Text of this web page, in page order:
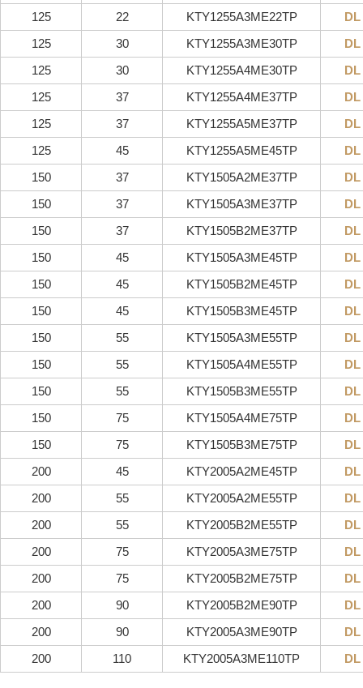
125
22 KTY1255A3ME22TP
DL
125
30 KTY1255A3ME30TP
DL
125
30 KTY1255A4ME30TP
DL
125
37 KTY1255A4ME37TP
DL
125
37 KTY1255A5ME37TP
DL
125
45 KTY1255A5ME45TP
DL
150
37 KTY1505A2ME37TP
DL
150
37 KTY1505A3ME37TP
DL
150
37 KTY1505B2ME37TP
DL
150
45 KTY1505A3ME45TP
DL
150
45 KTY1505B2ME45TP
DL
150
45 KTY1505B3ME45TP
DL
150
55 KTY1505A3ME55TP
DL
150
55 KTY1505A4ME55TP
DL
150
55 KTY1505B3ME55TP
DL
150
75 KTY1505A4ME75TP
DL
150
75 KTY1505B3ME75TP
DL
200
45 KTY2005A2ME45TP
DL
200
55 KTY2005A2ME55TP
DL
200
55 KTY2005B2ME55TP
DL
200
75 KTY2005A3ME75TP
DL
200
75 KTY2005B2ME75TP
DL
200
90 KTY2005B2ME90TP
DL
200
90 KTY2005A3ME90TP
DL
200
110 KTY2005A3ME110TP DL